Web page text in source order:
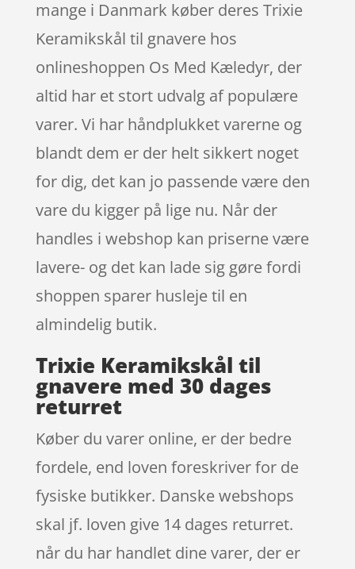
mange i Danmark køber deres Trixie
Keramikskål til gnavere hos
onlineshoppen Os Med Kæledyr, der
altid har et stort udvalg af populære
varer. Vi har håndplukket varerne og
blandt dem er der helt sikkert noget
for dig, det kan jo passende være den
vare du kigger på lige nu. Når der
handles i webshop kan priserne være
lavere- og det kan lade sig gøre fordi
shoppen sparer husleje til en
almindelig butik.
Trixie Keramikskål til
gnavere med 30 dages
returret
Køber du varer online, er der bedre
fordele, end loven foreskriver for de
fysiske butikker. Danske webshops
skal jf. loven give 14 dages returret.
når du har handlet dine varer, der er